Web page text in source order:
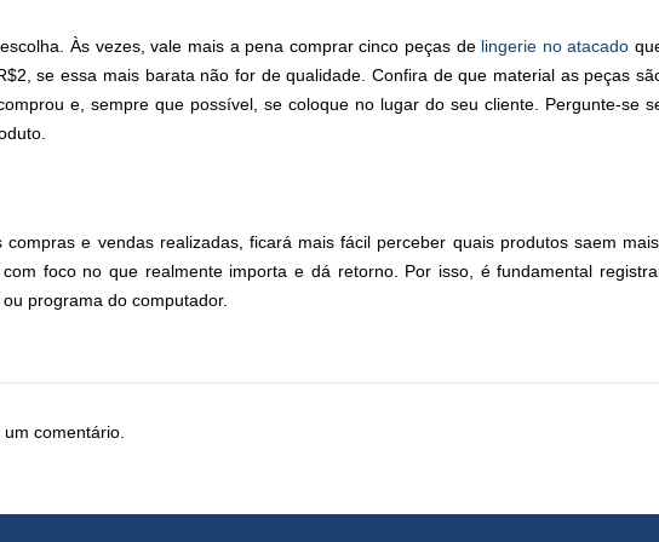
Às vezes, vale mais a pena comprar cinco peças de lingerie no atacado
se essa mais barata não for de qualidade. Confira de que material as peças
e, sempre que possível, se coloque no lugar do seu cliente. Pergunte-se
e vendas realizadas, ficará mais fácil perceber quais produtos saem mais.
foco no que realmente importa e dá retorno. Por isso, é fundamental
programa do computador.
comentário.